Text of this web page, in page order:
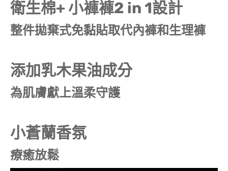
衛生棉+ 小褲褲2 in 1設計
整件拋棄式免黏貼取代內褲和生理褲
添加乳木果油成分
為肌膚獻上溫柔守護
小蒼蘭香氛
療癒放鬆